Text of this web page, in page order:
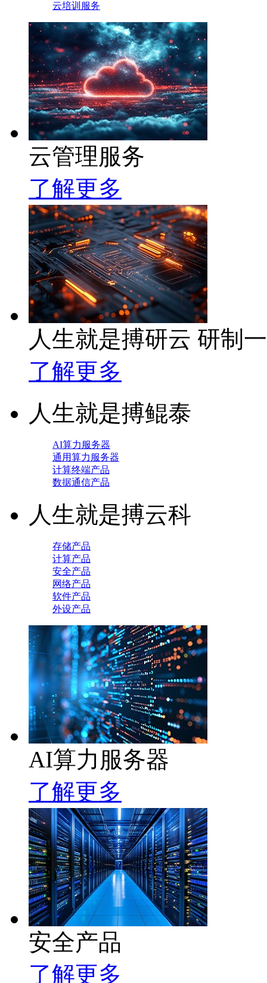
云培训服务
云管理服务
了解更多
人生就是搏研云 研制
了解更多
人生就是搏鲲泰
AI算力服务器
通用算力服务器
计算终端产品
数据通信产品
人生就是搏云科
存储产品
计算产品
安全产品
网络产品
软件产品
外设产品
AI算力服务器
了解更多
安全产品
了解更多